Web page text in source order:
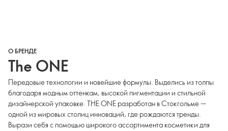
О БРЕНДЕ
The ONE
Передовые технологии и новейшие формулы. Выделись из толпы
благодаря модным оттенкам, высокой пигментации и стильной
дизайнерской упаковке. THE ONE разработан в Стокгольме —
одной из мировых столиц инноваций, где рождаются тренды.
Вырази себя с помощью широкого ассортимента косметики для